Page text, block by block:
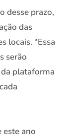
desse prazo,
das
locais. “Essa
serão
plataforma
este ano